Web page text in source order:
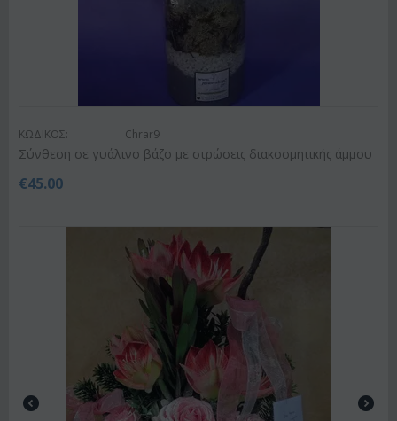
ΚΩΔΙΚΟΣ: Chrar9
Σύνθεση σε γυάλινο βάζο με στρώσεις διακοσμητικής άμμου
€45.00